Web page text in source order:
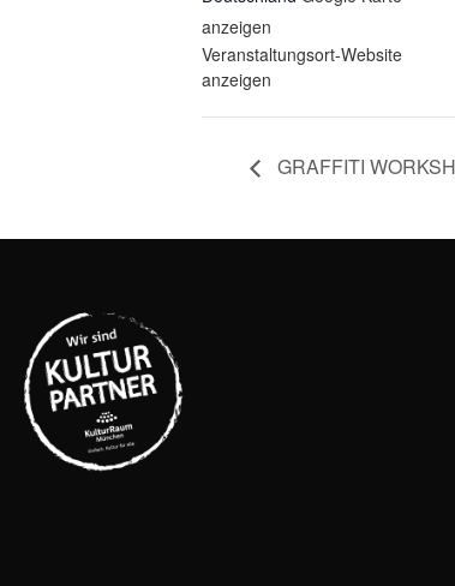
anzeigen
Veranstaltungsort-Website
anzeigen
GRAFFITI